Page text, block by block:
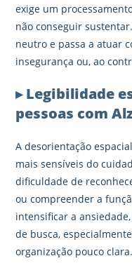
exige um
não conseguir
neutro e passa a atuar
insegurança ou, ao
▸ Legibilidade
pessoas com
A desorientação
mais sensíveis do
dificuldade de
ou compreender a
intensificar a
de busca,
organização pouco clara.